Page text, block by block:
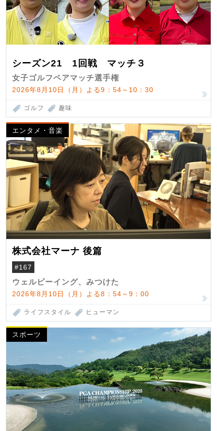
シーズン21 1回戦 マッチ３
女子ゴルフペアマッチ選手権
2026年8月10日（月）よる9：54～10：30
ゴルフ 趣味
エンタメ・音楽
株式会社マーナ 後篇
#167
ウェルビーイング、みつけた
2026年8月10日（月）よる8：54～9：00
ライフスタイル ヒューマン
スポーツ